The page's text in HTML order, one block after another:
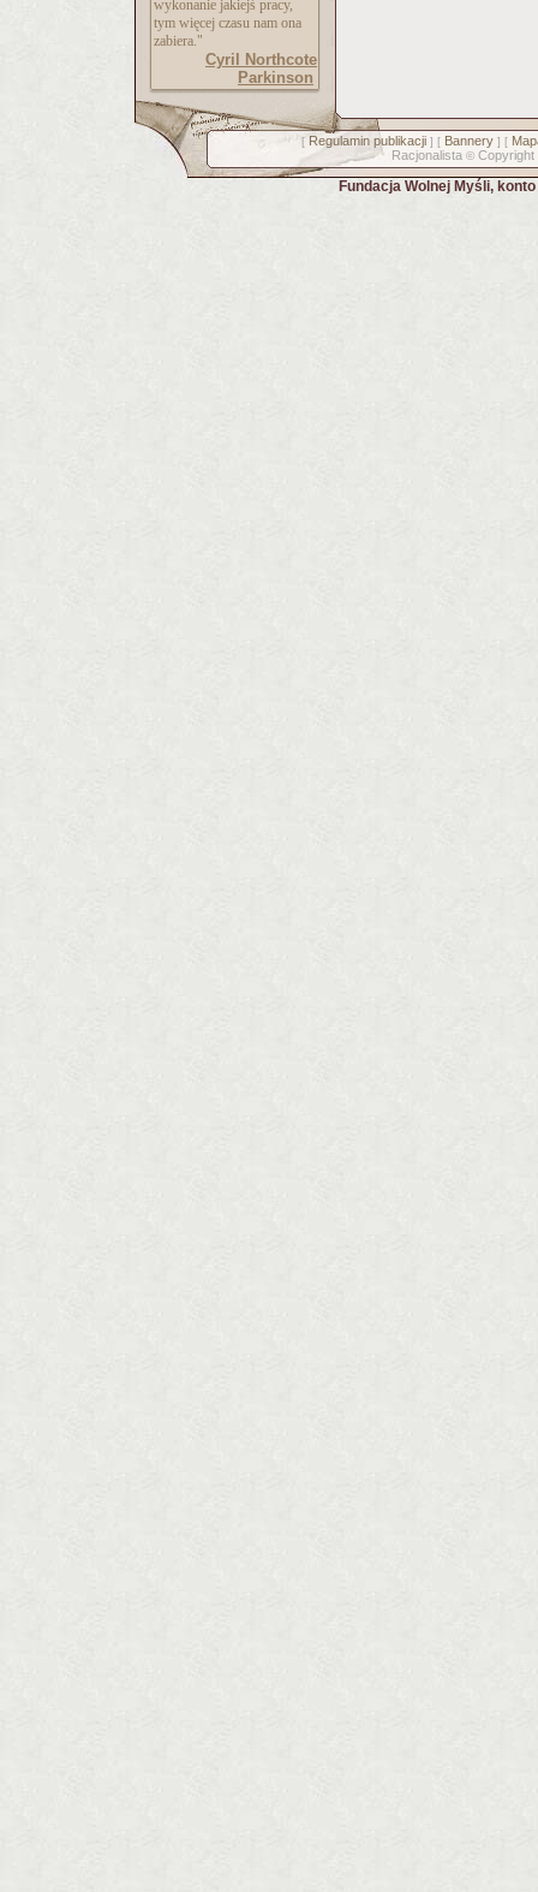
wykonanie jakiejś pracy,
tym więcej czasu nam ona
zabiera."
Cyril Northcote
Parkinson
[ Regulamin publikacji] [ Bannery] [
Racjonalista © Copyright
Fundacja Wolnej Myśli,